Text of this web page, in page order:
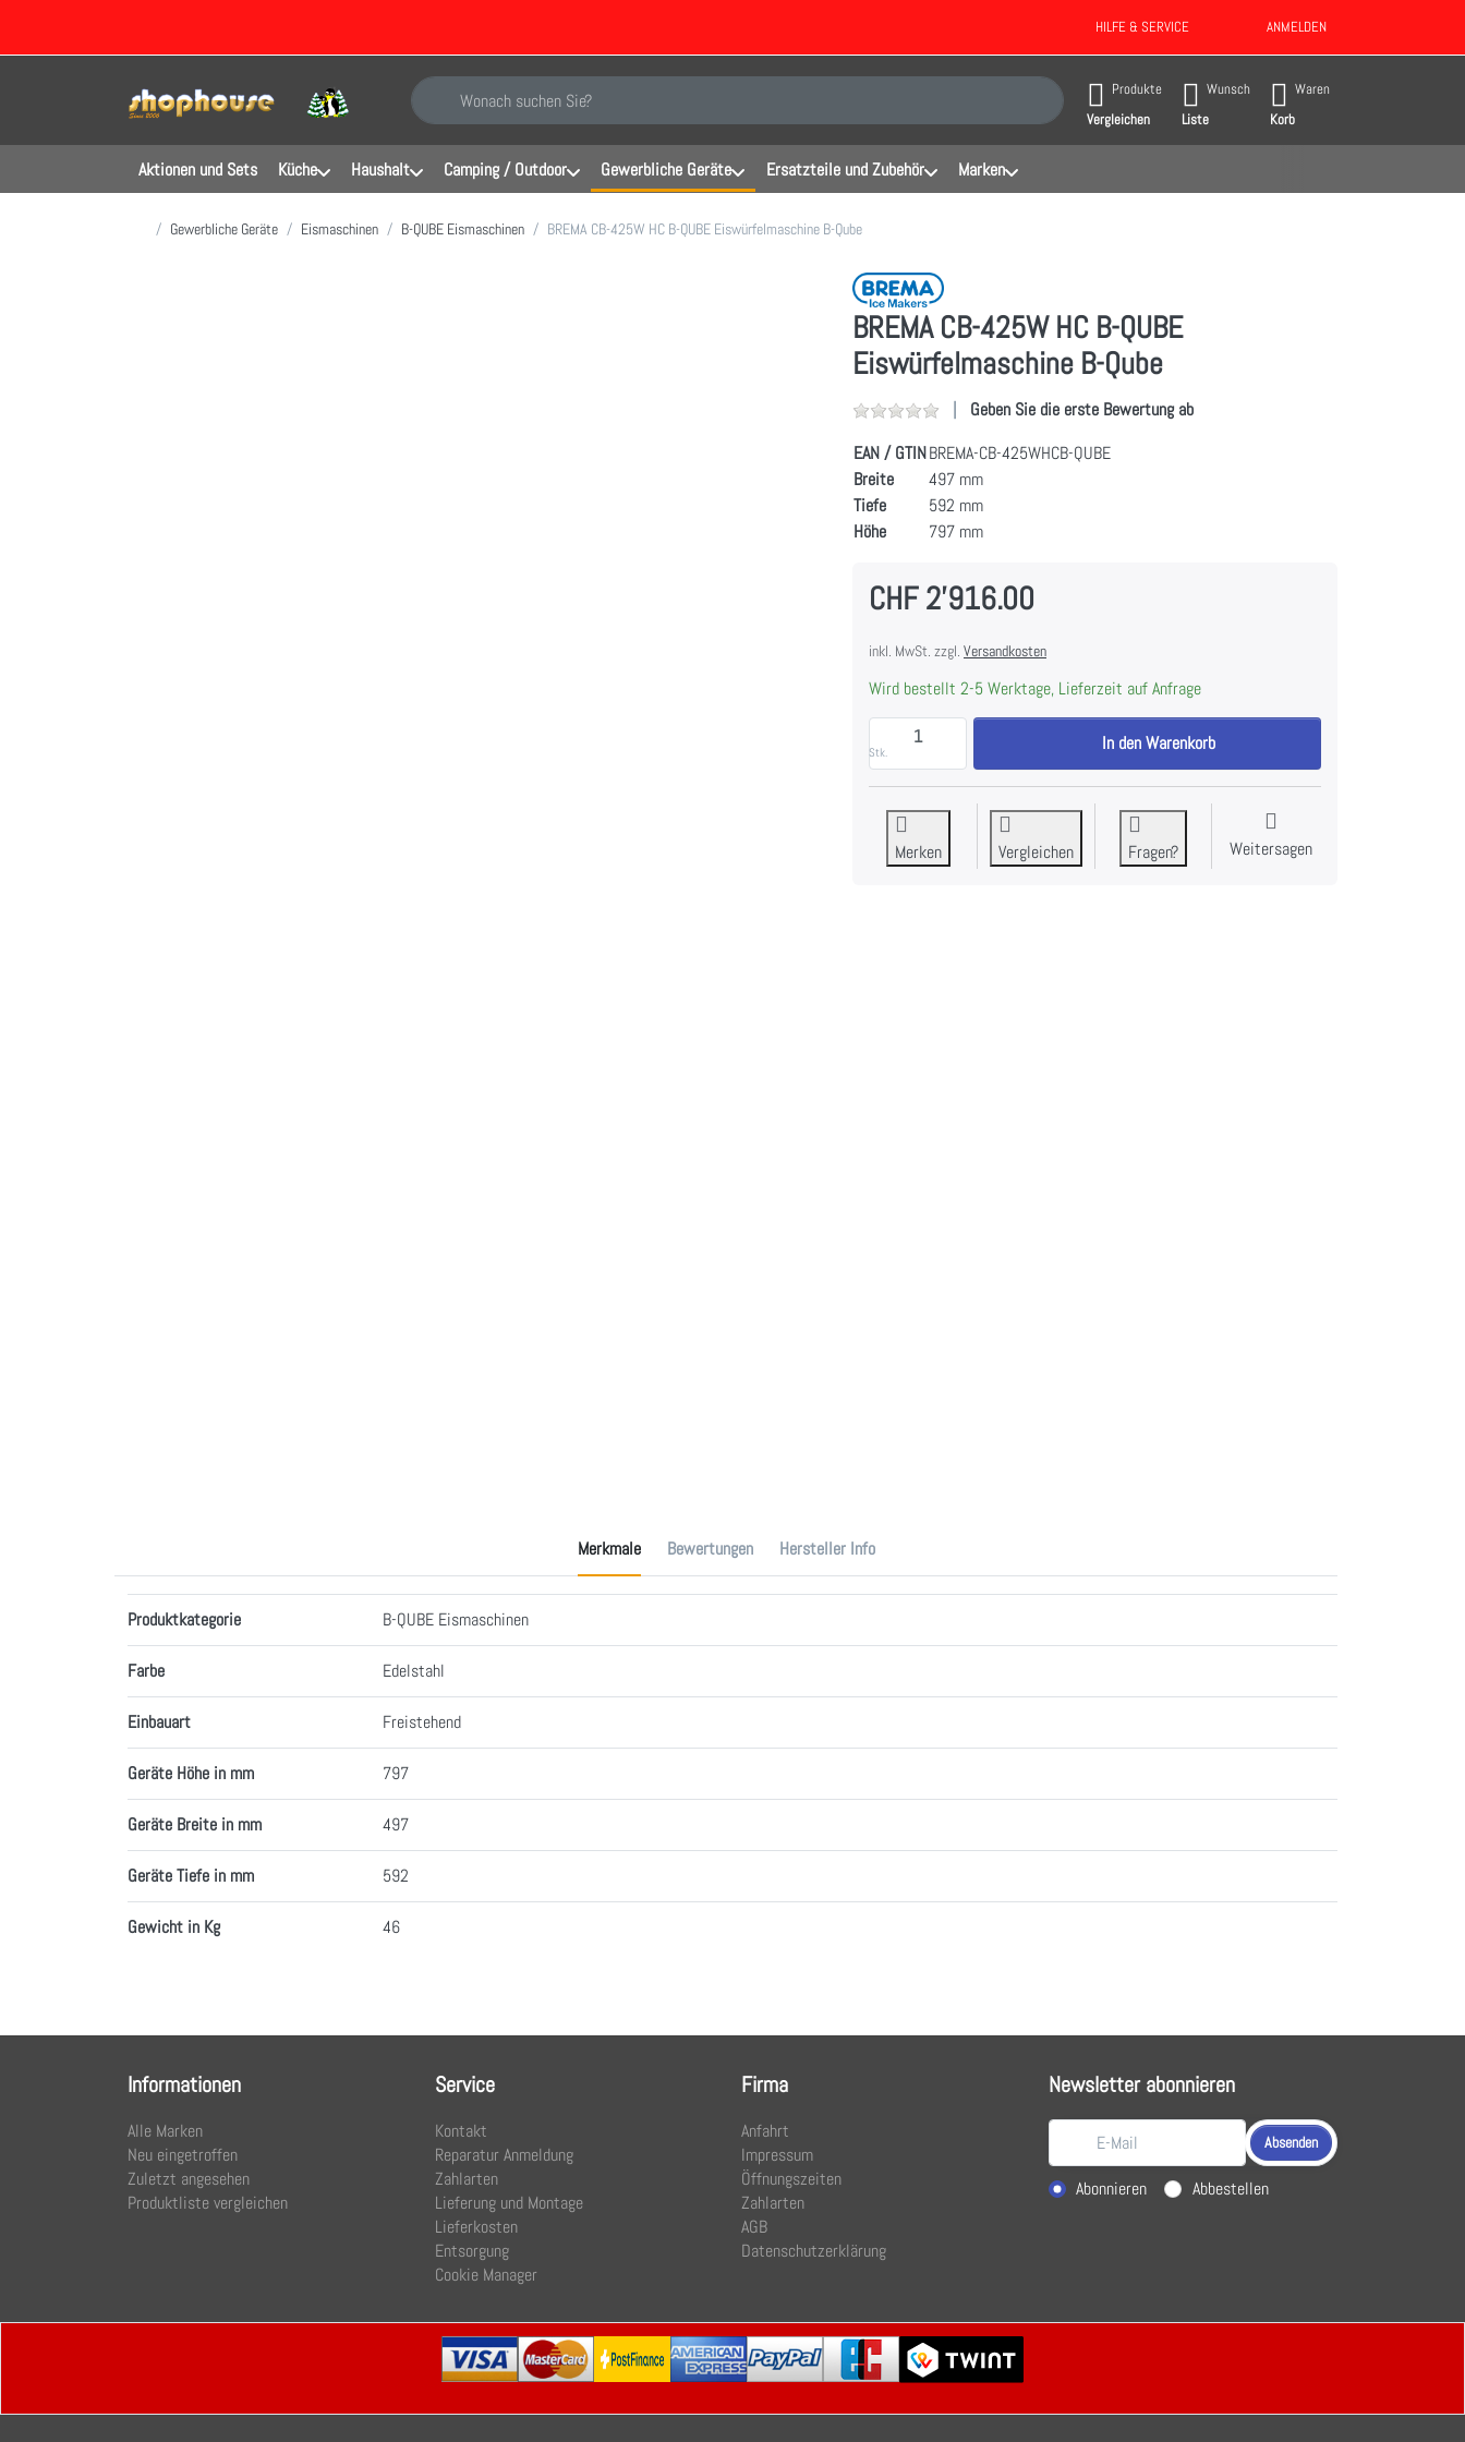
HILFE & SERVICE ANMELDEN
Geben Sie einen Suchbegriff ein. Während Sie tippen, erscheinen automatisch erste Ergebnisse. Drücken Sie die Eingabetaste, um alle Ergebnisse aufzurufen.
Produkte
Vergleichen
Wunsch
Liste
Waren
Korb
Aktionen und Sets Küche Haushalt Camping / Outdoor Gewerbliche Geräte Ersatzteile und Zubehör Marken
Startseite
Gewerbliche Geräte Eismaschinen B-QUBE Eismaschinen BREMA CB-425W HC B-QUBE Eiswürfelmaschine B-Qube
BREMA CB-425W HC B-QUBE
Eiswürfelmaschine B-Qube
Geben Sie die erste Bewertung ab
EAN / GTINBREMA-CB-425WHCB-QUBE
Breite
497 mm
Tiefe
592 mm
Höhe
797 mm
CHF 2'916.00
inkl. MwSt. zzgl. Versandkosten
Wird bestellt 2-5 Werktage, Lieferzeit auf Anfrage
Stk.
BREMA CB-425W HC B-QUBE Eiswürfelmaschine B-Qube zu CHF
In den Warenkorb
Merken Vergleichen Fragen? Weitersagen
Merkmale Bewertungen Hersteller Info
Produktkategorie B-QUBE Eismaschinen
Farbe Edelstahl
Einbauart Freistehend
Geräte Höhe in mm 797
Geräte Breite in mm 497
Geräte Tiefe in mm 592
Gewicht in Kg 46
Informationen
Alle Marken
Neu eingetroffen
Zuletzt angesehen
Produktliste vergleichen
Service
Kontakt
Reparatur Anmeldung
Zahlarten
Lieferung und Montage
Lieferkosten
Entsorgung
Cookie Manager
Firma
Anfahrt
Impressum
Öffnungszeiten
Zahlarten
AGB
Datenschutzerklärung
Newsletter abonnieren
Absenden
Aktion wählen
Abonnieren Abbestellen